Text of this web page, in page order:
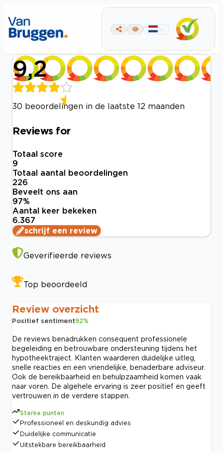
9,2
30 beoordelingen in de laatste 12 maanden
Reviews for
Totaal score
9
Totaal aantal beoordelingen
226
Beveelt ons aan
97%
Aantal keer bekeken
6.367
schrijf een review
Geverifieerde reviews
Top beoordeeld
Review overzicht
Positief sentiment92%
De reviews benadrukken consequent professionele
begeleiding en betrouwbare ondersteuning tijdens het
hypotheektraject. Klanten waarderen duidelijke uitleg,
snelle reacties en een vriendelijke, benaderbare adviseur.
Ook de bereikbaarheid en behulpzaamheid komen vaak
naar voren. De algehele ervaring is zeer positief en geeft
vertrouwen in de verdere stappen.
Sterke punten
Professioneel en deskundig advies
Duidelijke communicatie
Uitstekbare bereikbaarheid